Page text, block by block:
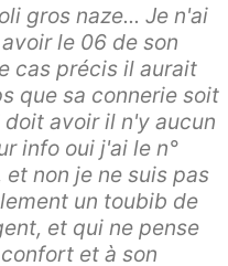
gros naze... Je n'ai
le 06 de son
cas précis il aurait
que sa connerie soit
avoir il n'y aucun
info oui j'ai le n°
non je ne suis pas
un toubib de
et qui ne pense
et à son